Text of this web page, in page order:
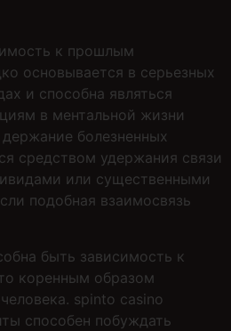
к прошлым
основывается в серьезных
и способна являться
в ментальной жизни
болезненных
средством удержания связи
или существенными
подобная взаимосвязь
быть зависимость к
коренным образом
spinto casino
способен побуждать